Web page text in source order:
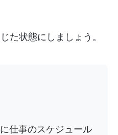
た状態にしましょう。
仕事のスケジュール